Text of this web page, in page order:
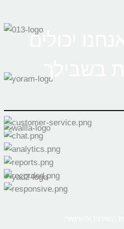
יכולים